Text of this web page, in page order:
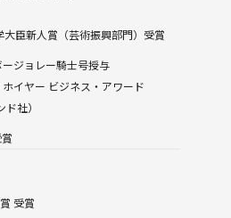
臣新人賞（芸術振興部門）受賞
ジョレー騎士号授与
イヤー ビジネス・アワード
社）
受賞